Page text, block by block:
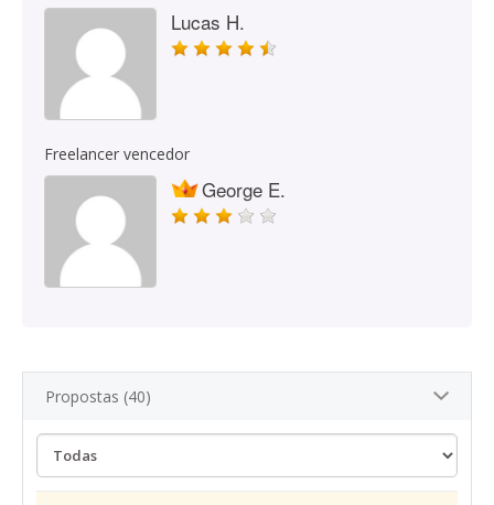
Lucas H.
Freelancer vencedor
George E.
Propostas (40)